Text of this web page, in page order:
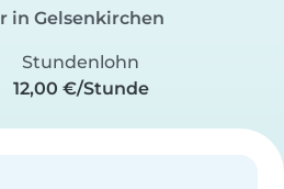
in Gelsenkirchen
Stundenlohn
12,00 €/Stunde